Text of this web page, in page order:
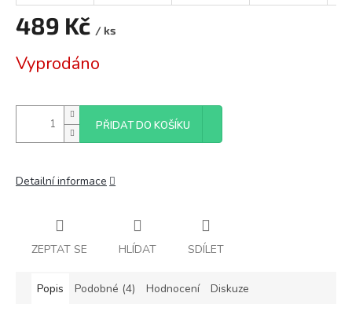
489 Kč / ks
cena:
Vyprodáno
PŘIDAT DO KOŠÍKU
Detailní informace
ZEPTAT SE HLÍDAT SDÍLET
Popis Podobné (4) Hodnocení Diskuze